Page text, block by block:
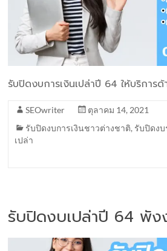
รับปิดงบการเงินเปล่าปี 64 ให้บริการด้
SEOwriter
ตุลาคม 14, 2021
รับปิดงบการเงินชาวต่างชาติ, รับปิดง
เปล่า
รับปิดงบเปล่าปี 64 พัง